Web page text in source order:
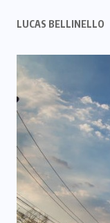
LUCAS BELLINELLO